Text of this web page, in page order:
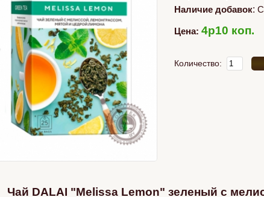
Наличие добавок:
Цена: 4p10 коп.
Количество:
Чай DALAI "Melissa Lemon" зеленый с